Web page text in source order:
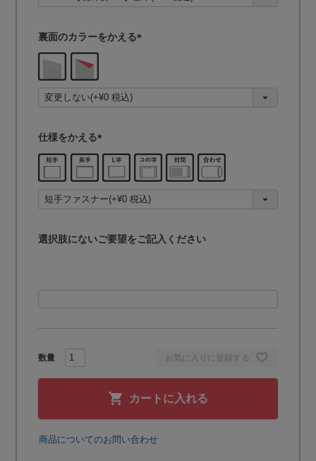
お気に入りに登録する
カートに入れる
)
裏面のカラーをかえる
須
)
仕様をかえる
(
須
)
選択肢にないご要望をご記入ください
商品についてのお問い合わせ